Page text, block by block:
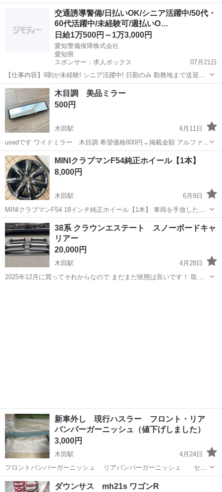
にそのまま固定して使用してました。 少し加工して助手席側に取り付
けできるようにしてました。 純正のバンパーなら取り付け可能かと思
います。 よろしくお...
木田駅 外装、車外用品 助手席
交通誘導警備/日払いOK/シニア活躍中/50代・
60代活躍中/未経験可/週払いO…
日給1万500円～1万3,000円
愛知警備保障株式会社
愛知県
スポンサー：求人ボックス
07月21日
【仕事内容】9割が未経験! シニア活躍中! 日勤のみ 勤務地まで送迎可
人間関係よし! 高い定着率 @栄駅付近 <募集情報> 9割以上が未経験ス
タート! 「未経験・経験者・60歳超のシニアも大大大活躍中」 「月収
30万超を実現可能...
アルバイト・パート
木目調 美品ミラー
500円
木田駅
6月11日
usedです ワイドミラー 木目調 希望価格800円→掲載金額 アルファー
ドにつけていました。 乗り換えに伴い ミラーが変更になり 出品致し
ます。 綺麗なほうですが あくまでusedですので 小傷、よごれ 自宅保
管品に...
愛知 あま市 木田駅 内装、インテリア ミラー
MINIクラブマンF54純正ホイール【1本】
8,000円
木田駅
6月9日
MINIクラブマンF54 18インチ純正ホイール【1本】 車両を手放した為
出品します。 予備ホイールとしていかがでしょうか？ 宜しくお願いし
ます。
愛知 あま市 木田駅 タイヤ、ホイール クラブマン
38系 クラウンエステート スノーボードキャ
リアー
20,000円
木田駅
4月28日
2025年12月に買ってそれからなので まだまだ状態は良いです！ 取り
新車外し 現行ハスラー フロント・リア
バンパーガーニッシュ（値下げしました）
3,000円
木田駅
4月24日
フロントバンパーガーニッシュ リアバンパーガーニッシュ セッ
ト（3点） 色：オフブルーメタリック 納車 新車 外し（傷よご
れ なし） ボディ：オフブルーメタリック（純正色）のフロント、リ
愛知 あま市 木田駅 バンパーガーニッシュ
ダウンサス mh21s ワゴンR